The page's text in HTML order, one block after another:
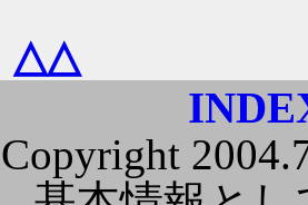
△△
Copyright